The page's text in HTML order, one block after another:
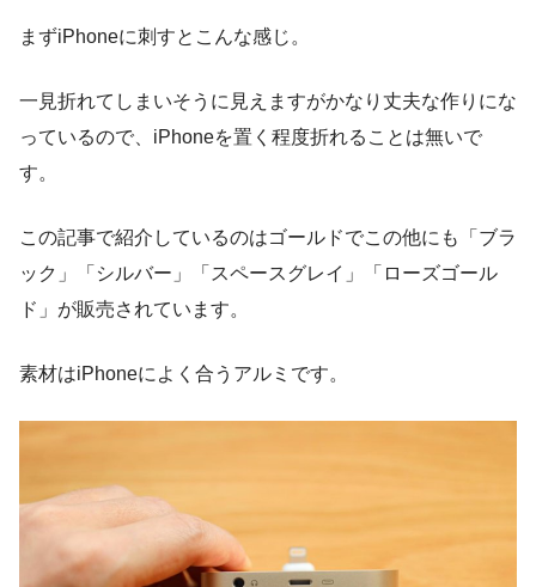
まずiPhoneに刺すとこんな感じ。
一見折れてしまいそうに見えますがかなり丈夫な作りにな
っているので、iPhoneを置く程度折れることは無いで
す。
この記事で紹介しているのはゴールドでこの他にも「ブラ
ック」「シルバー」「スペースグレイ」「ローズゴール
ド」が販売されています。
素材はiPhoneによく合うアルミです。